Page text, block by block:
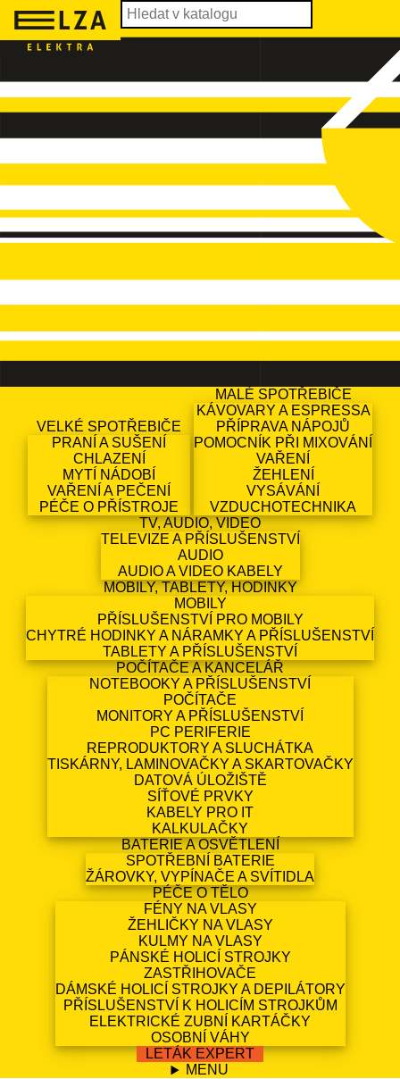
VELKÉ SPOTŘEBIČE
PRANÍ A SUŠENÍ
CHLAZENÍ
MYTÍ NÁDOBÍ
VAŘENÍ A PEČENÍ
PÉČE O PŘÍSTROJE
MALÉ SPOTŘEBIČE
KÁVOVARY A ESPRESSA
PŘÍPRAVA NÁPOJŮ
POMOCNÍK PŘI MIXOVÁNÍ
VAŘENÍ
ŽEHLENÍ
VYSÁVÁNÍ
VZDUCHOTECHNIKA
TV, AUDIO, VIDEO
TELEVIZE A PŘÍSLUŠENSTVÍ
AUDIO
AUDIO A VIDEO KABELY
MOBILY, TABLETY, HODINKY
MOBILY
PŘÍSLUŠENSTVÍ PRO MOBILY
CHYTRÉ HODINKY A NÁRAMKY A PŘÍSLUŠENSTVÍ
TABLETY A PŘÍSLUŠENSTVÍ
POČÍTAČE A KANCELÁŘ
NOTEBOOKY A PŘÍSLUŠENSTVÍ
POČÍTAČE
MONITORY A PŘÍSLUŠENSTVÍ
PC PERIFERIE
REPRODUKTORY A SLUCHÁTKA
TISKÁRNY, LAMINOVAČKY A SKARTOVAČKY
DATOVÁ ÚLOŽIŠTĚ
SÍŤOVÉ PRVKY
KABELY PRO IT
KALKULAČKY
BATERIE A OSVĚTLENÍ
SPOTŘEBNÍ BATERIE
ŽÁROVKY, VYPÍNAČE A SVÍTIDLA
PÉČE O TĚLO
FÉNY NA VLASY
ŽEHLIČKY NA VLASY
KULMY NA VLASY
PÁNSKÉ HOLICÍ STROJKY
ZASTŘIHOVAČE
DÁMSKÉ HOLICÍ STROJKY A DEPILÁTORY
PŘÍSLUŠENSTVÍ K HOLICÍM STROJKŮM
ELEKTRICKÉ ZUBNÍ KARTÁČKY
OSOBNÍ VÁHY
LETÁK EXPERT
MENU